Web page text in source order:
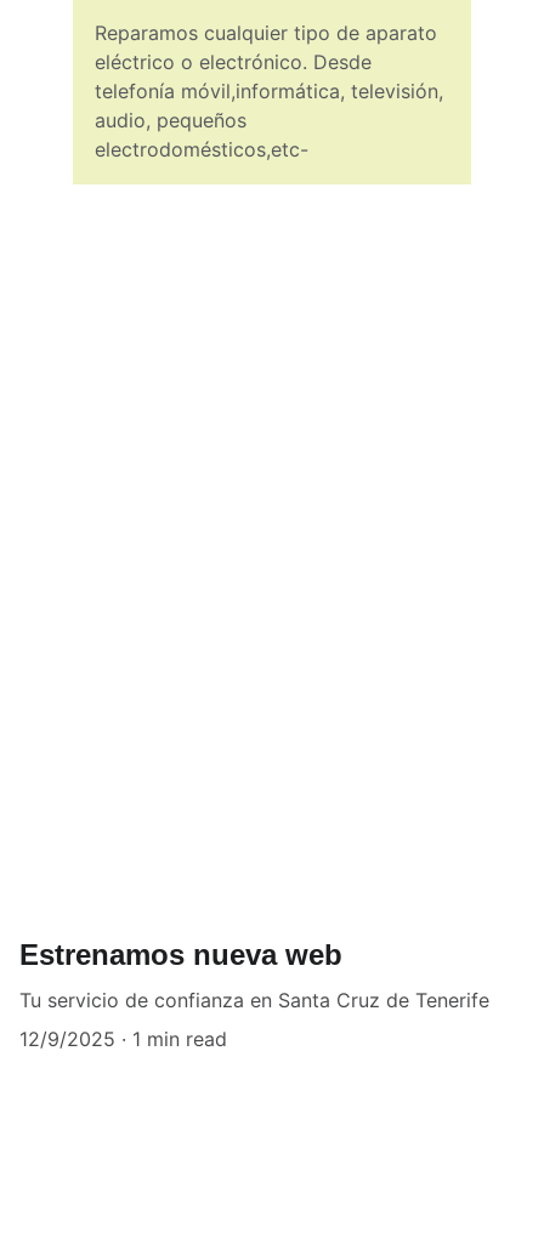
Reparamos cualquier tipo de aparato
eléctrico o electrónico. Desde
telefonía móvil,informática, televisión,
audio, pequeños
electrodomésticos,etc-
Estrenamos nueva web
Tu servicio de confianza en Santa Cruz de Tenerife
12/9/2025
1 min read